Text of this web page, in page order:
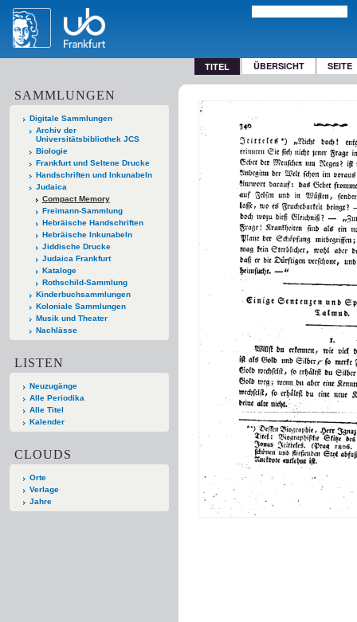
TITEL ÜBERSICHT SEITE
SAMMLUNGEN
Digitale Sammlungen
Archiv der
Universitätsbibliothek JCS
Biologie
Frankfurt und Seltene Drucke
Handschriften und Inkunabeln
Judaica
Compact Memory
Freimann-Sammlung
Hebräische Handschriften
Hebräische Inkunabeln
Jiddische Drucke
Judaica Frankfurt
Kataloge
Rothschild-Sammlung
Kinderbuchsammlungen
Koloniale Sammlungen
Musik und Theater
Nachlässe
LISTEN
Neuzugänge
Alle Periodika
Alle Titel
Kalender
CLOUDS
Orte
Verlage
Jahre